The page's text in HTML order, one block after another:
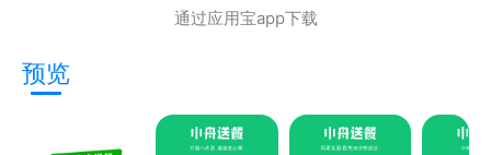
通过应用宝app下载
预览